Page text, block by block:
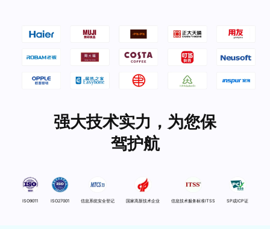
强大技术实力，为您保
驾护航
ISO9011 ISO27001 信息系统安全登记 国家高新技术企业 信息技术服务标准ITSS SP或ICP证